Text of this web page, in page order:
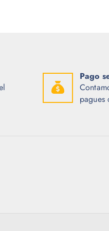
Pago
pagues